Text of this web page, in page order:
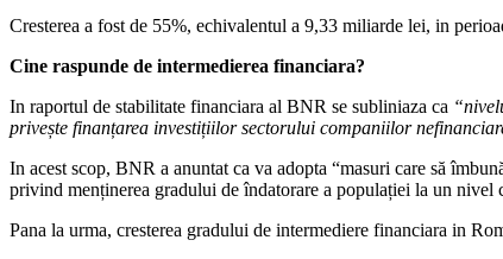
Cresterea a fost de 55%, echivalentul a 9,33 miliarde lei, in
Cine raspunde de intermedierea financiara?
In raportul de stabilitate financiara al BNR se subliniaza ca
privește finanțarea investițiilor sectorului companiilor
In acest scop, BNR a anuntat ca va adopta “masuri care să
privind menținerea gradului de îndatorare a populației la un nivel
Pana la urma, cresterea gradului de intermediere financiara in